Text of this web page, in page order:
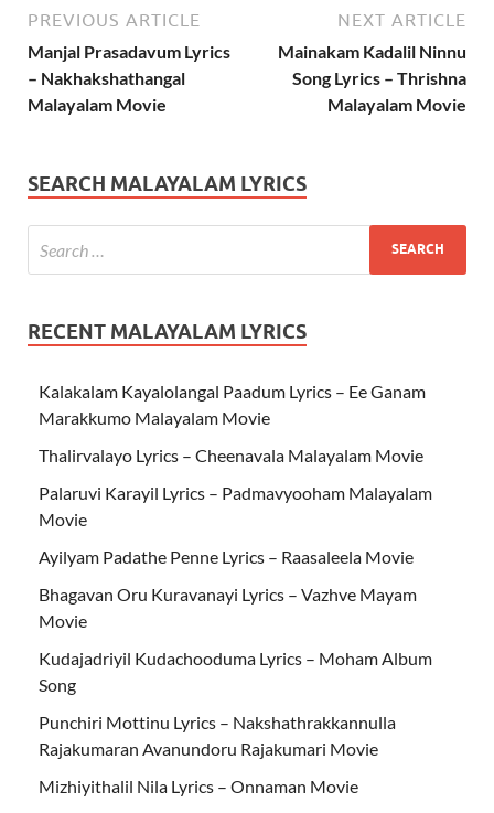
PREVIOUS ARTICLE
Manjal Prasadavum Lyrics
– Nakhakshathangal
Malayalam Movie
NEXT ARTICLE
Mainakam Kadalil Ninnu
Song Lyrics – Thrishna
Malayalam Movie
SEARCH MALAYALAM LYRICS
RECENT MALAYALAM LYRICS
Kalakalam Kayalolangal Paadum Lyrics – Ee Ganam
Marakkumo Malayalam Movie
Thalirvalayo Lyrics – Cheenavala Malayalam Movie
Palaruvi Karayil Lyrics – Padmavyooham Malayalam
Movie
Ayilyam Padathe Penne Lyrics – Raasaleela Movie
Bhagavan Oru Kuravanayi Lyrics – Vazhve Mayam
Movie
Kudajadriyil Kudachooduma Lyrics – Moham Album
Song
Punchiri Mottinu Lyrics – Nakshathrakkannulla
Rajakumaran Avanundoru Rajakumari Movie
Mizhiyithalil Nila Lyrics – Onnaman Movie